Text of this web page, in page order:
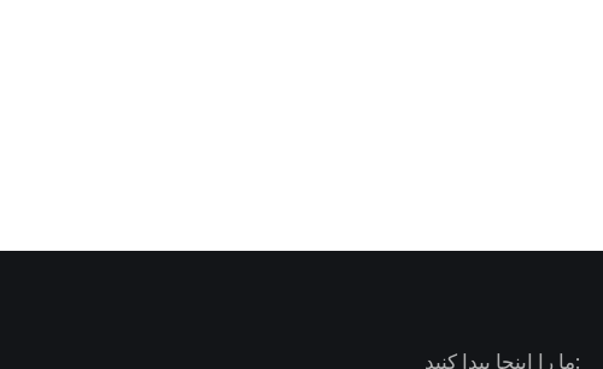
ما را اینجا پیدا کنید: